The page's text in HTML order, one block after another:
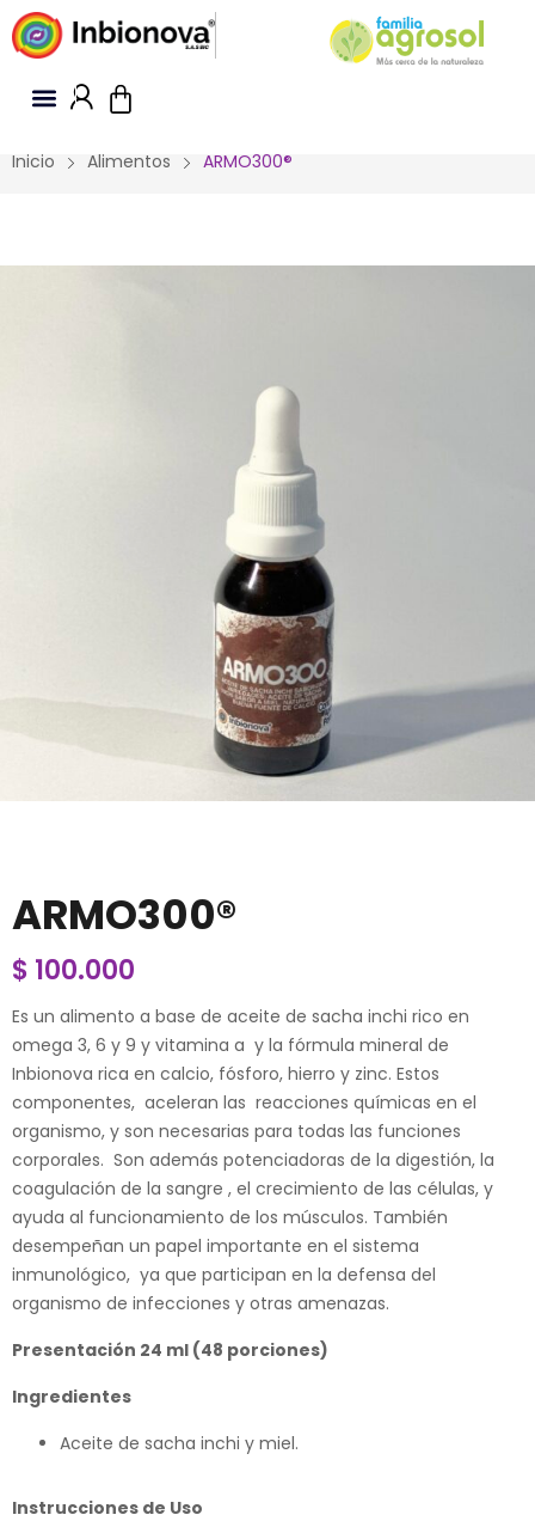
Inicio Alimentos ARMO300®
ARMO300®
$ 100.000
Es un alimento a base de aceite de sacha inchi rico en
omega 3, 6 y 9 y vitamina a y la fórmula mineral de
Inbionova rica en calcio, fósforo, hierro y zinc. Estos
componentes, aceleran las reacciones químicas en el
organismo, y son necesarias para todas las funciones
corporales. Son además potenciadoras de la digestión, la
coagulación de la sangre , el crecimiento de las células, y
ayuda al funcionamiento de los músculos. También
desempeñan un papel importante en el sistema
inmunológico, ya que participan en la defensa del
organismo de infecciones y otras amenazas.
Presentación 24 ml (48 porciones)
Ingredientes
Aceite de sacha inchi y miel.
Instrucciones de Uso